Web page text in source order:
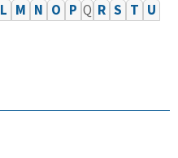
L M N O P Q R S T U